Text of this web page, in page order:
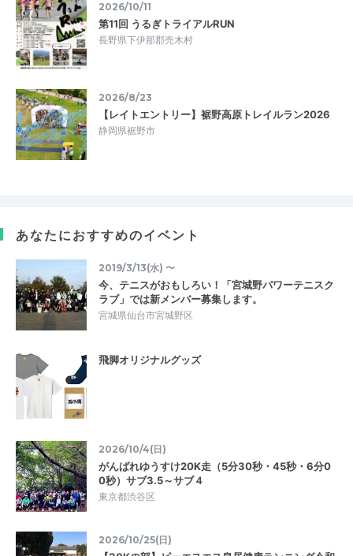
2026/10/11
第11回 うるぎトライアルRUN
長野県下伊那郡売木村
2026/8/23
【レイトエントリー】裾野高原トレイルラン2026
静岡県裾野市
あなたにおすすめのイベント
2019/3/13(水) 〜
今、テニスがおもしろい！「宮城野パワーテニスク
ラブ」では新メンバー募集します。
宮城県仙台市宮城野区
飛脚オリジナルグッズ
2026/10/4(日)
がんばれゆうすけ20K走（5分30秒・45秒・6分0
0秒）サブ3.5～サブ４
東京都渋谷区
2026/10/25(日)